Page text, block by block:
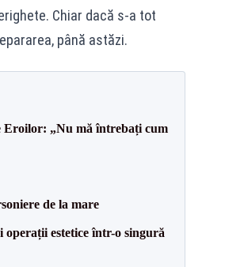
Chiar dacă s-a tot
până astăzi.
Eroilor: „Nu mă întrebați cum
de la mare
estetice într-o singură